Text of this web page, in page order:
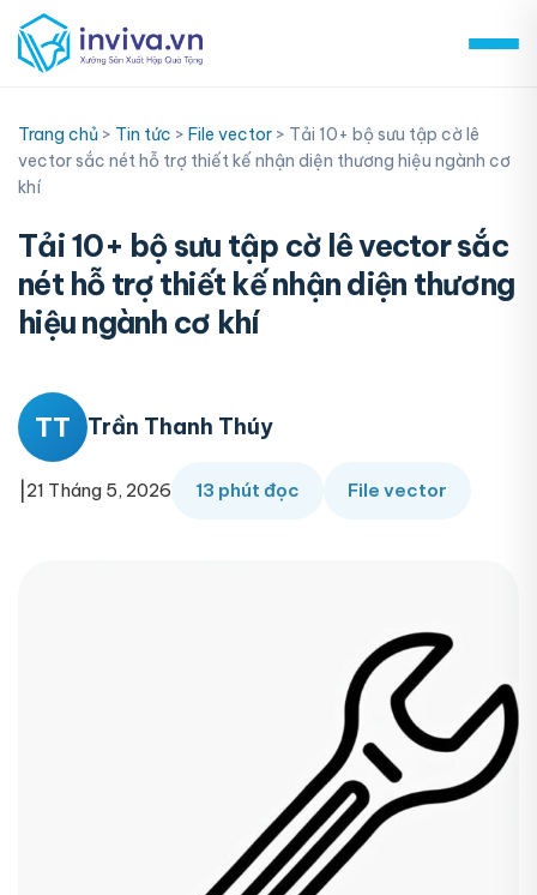
Skip
to
content
Trang chủ > Tin tức > File vector > Tải 10+ bộ sưu tập cờ lê
vector sắc nét hỗ trợ thiết kế nhận diện thương hiệu ngành cơ
khí
Tải 10+ bộ sưu tập cờ lê vector sắc
nét hỗ trợ thiết kế nhận diện thương
hiệu ngành cơ khí
TT Trần Thanh Thúy
21 Tháng 5, 2026 13 phút đọc File vector